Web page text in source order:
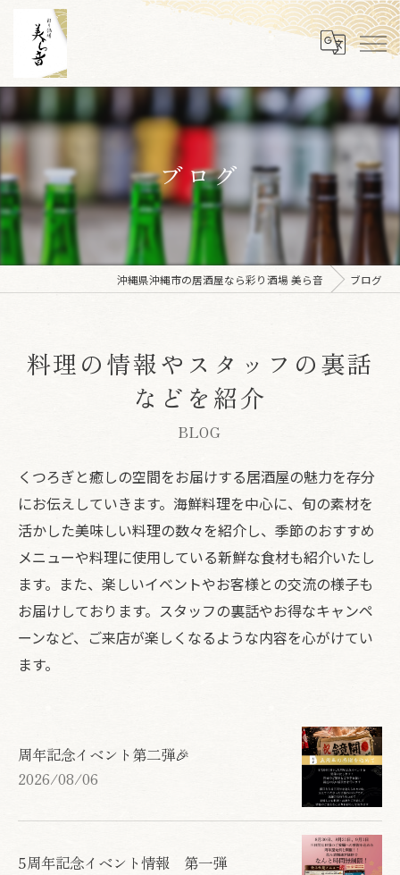
ブログ
沖縄県沖縄市の居酒屋なら彩り酒場 美ら音 ブログ
料理の情報やスタッフの裏話
などを紹介
BLOG
くつろぎと癒しの空間をお届けする居酒屋の魅力を存分
にお伝えしていきます。海鮮料理を中心に、旬の素材を
活かした美味しい料理の数々を紹介し、季節のおすすめ
メニューや料理に使用している新鮮な食材も紹介いたし
ます。また、楽しいイベントやお客様との交流の様子も
お届けしております。スタッフの裏話やお得なキャンペ
ーンなど、ご来店が楽しくなるような内容を心がけてい
ます。
周年記念イベント第二弾🎉
2026/08/06
5周年記念イベント情報 第一弾